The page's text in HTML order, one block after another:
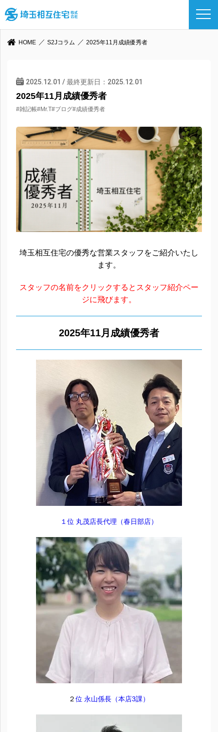
HOME S2Jコラム 2025年11月成績優秀者
2025.12.01 / 最終更新日：2025.12.01
2025年11月成績優秀者
#雑記帳#Mr.T#ブログ#成績優秀者
埼玉相互住宅の優秀な営業スタッフをご紹介いたし
ます。
スタッフの名前をクリックするとスタッフ紹介ペー
ジに飛びます。
2025年11月成績優秀者
１位 丸茂店長代理（春日部店）
２位 永山係長（本店3課）